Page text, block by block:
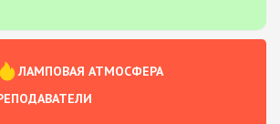
ЛАМПОВАЯ АТМОСФЕРА